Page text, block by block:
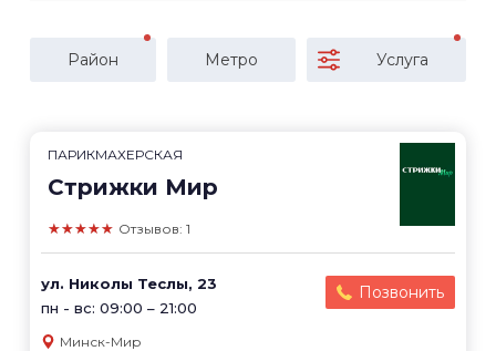
Район Метро Услуга
ПАРИКМАХЕРСКАЯ
Стрижки Мир
★★★★★ Отзывов: 1
ул. Николы Теслы, 23
пн - вс: 09:00 – 21:00
Позвонить
Минск-Мир